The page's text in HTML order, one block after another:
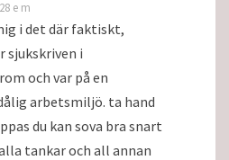
e m
i det där faktiskt,
sjukskriven i
och var på en
arbetsmiljö. ta hand
du kan sova bra snart
tankar och all annan